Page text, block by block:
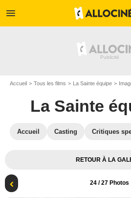
menu
Accueil Tous les films La Sainte équipe
La Sainte
Accueil Casting Critiques
RETOUR À LA
24 / 27 Photos